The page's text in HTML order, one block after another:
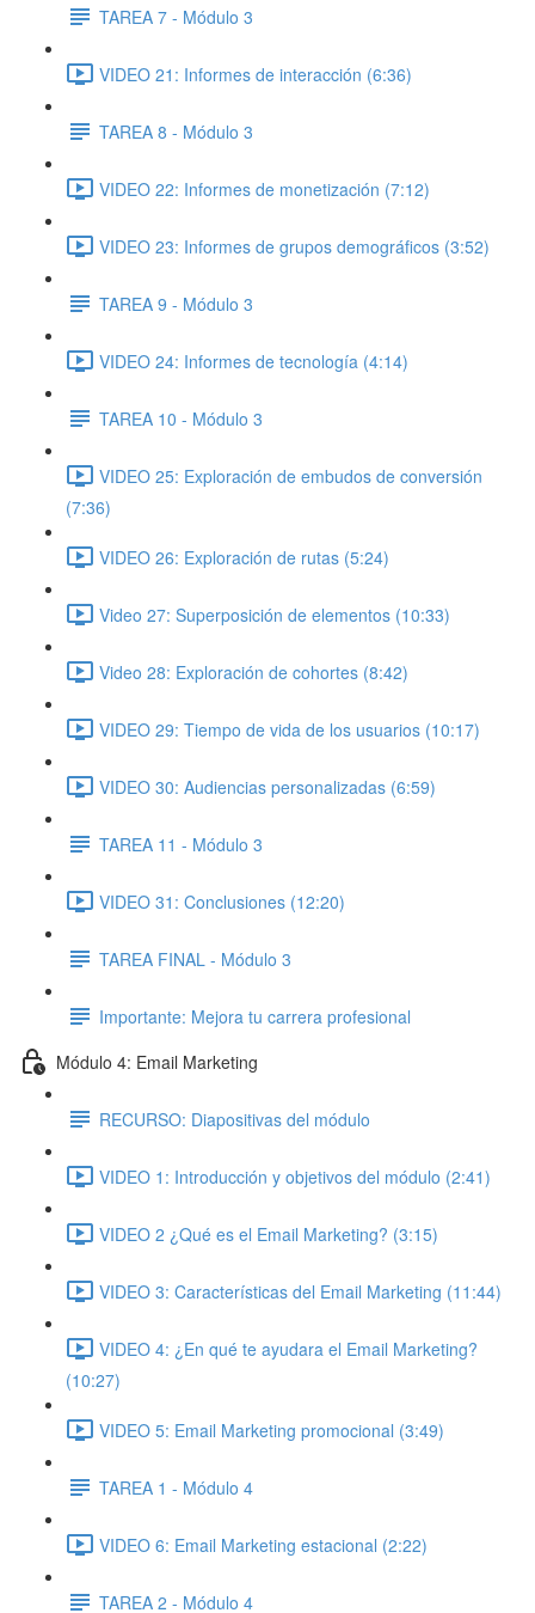
TAREA 7 - Módulo 3
VIDEO 21: Informes de interacción (6:36)
TAREA 8 - Módulo 3
VIDEO 22: Informes de monetización (7:12)
VIDEO 23: Informes de grupos demográficos (3:52)
TAREA 9 - Módulo 3
VIDEO 24: Informes de tecnología (4:14)
TAREA 10 - Módulo 3
VIDEO 25: Exploración de embudos de conversión
(7:36)
VIDEO 26: Exploración de rutas (5:24)
Video 27: Superposición de elementos (10:33)
Video 28: Exploración de cohortes (8:42)
VIDEO 29: Tiempo de vida de los usuarios (10:17)
VIDEO 30: Audiencias personalizadas (6:59)
TAREA 11 - Módulo 3
VIDEO 31: Conclusiones (12:20)
TAREA FINAL - Módulo 3
Importante: Mejora tu carrera profesional
Módulo 4: Email Marketing
RECURSO: Diapositivas del módulo
VIDEO 1: Introducción y objetivos del módulo (2:41)
VIDEO 2 ¿Qué es el Email Marketing? (3:15)
VIDEO 3: Características del Email Marketing (11:44)
VIDEO 4: ¿En qué te ayudara el Email Marketing?
(10:27)
VIDEO 5: Email Marketing promocional (3:49)
TAREA 1 - Módulo 4
VIDEO 6: Email Marketing estacional (2:22)
TAREA 2 - Módulo 4